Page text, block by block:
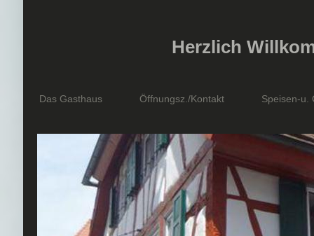
Herzlich
Das Gasthaus Öffnungsz./Kontakt Speisen-u.